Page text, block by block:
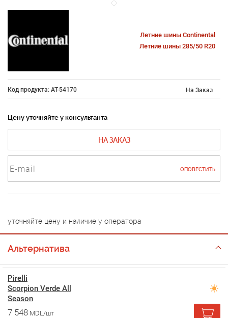
Летние шины Continental
Летние шины 285/50 R20
Код продукта: AT-54170 На Заказ
Цену уточняйте у консультанта
НА ЗАКАЗ
ОПОВЕСТИТЬ
уточняйте цену и наличие у оператора
Альтернатива
Pirelli
Scorpion Verde All
Season
7 548 MDL/шт